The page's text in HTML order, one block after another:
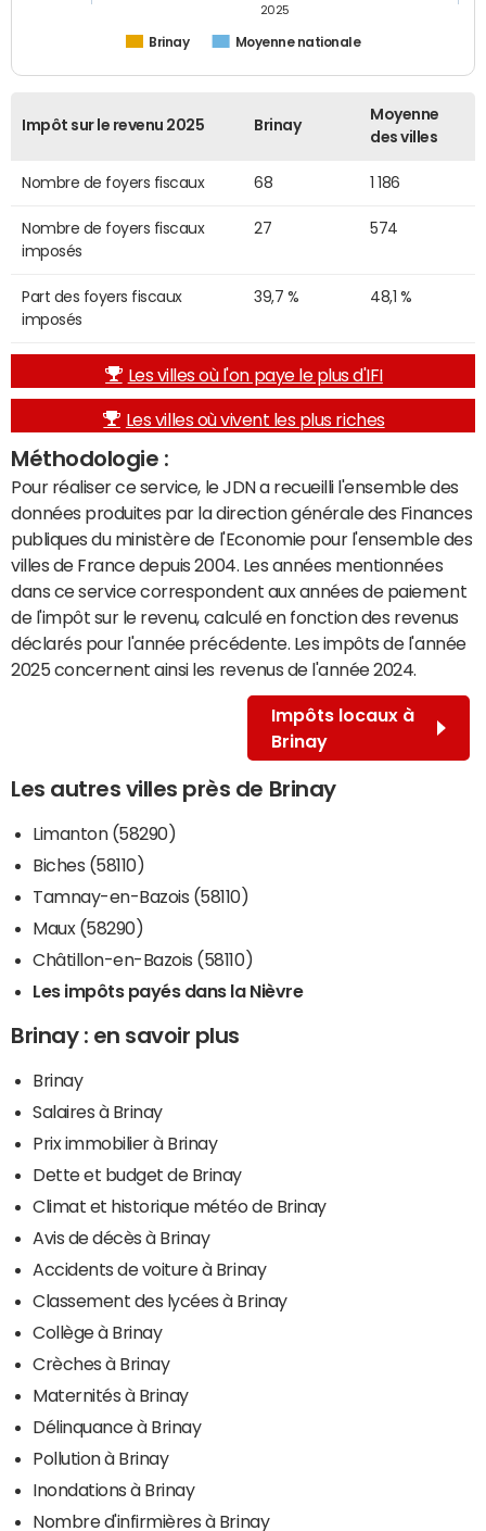
Brinay Moyenne nationale
2025
Impôt sur le revenu 2025 Brinay
Moyenne
des villes
Nombre de foyers fiscaux 68 1 186
Nombre de foyers fiscaux
imposés
27 574
Part des foyers fiscaux
imposés
39,7 % 48,1 %
Les villes où l'on paye le plus d'IFI
Les villes où vivent les plus riches
Méthodologie :
Pour réaliser ce service, le JDN a recueilli l'ensemble des
données produites par la direction générale des Finances
publiques du ministère de l'Economie pour l'ensemble des
villes de France depuis 2004. Les années mentionnées
dans ce service correspondent aux années de paiement
de l'impôt sur le revenu, calculé en fonction des revenus
déclarés pour l'année précédente. Les impôts de l'année
2025 concernent ainsi les revenus de l'année 2024.
Impôts locaux à
Brinay
Les autres villes près de Brinay
Limanton (58290)
Biches (58110)
Tamnay-en-Bazois (58110)
Maux (58290)
Châtillon-en-Bazois (58110)
Les impôts payés dans la Nièvre
Brinay : en savoir plus
Brinay
Salaires à Brinay
Prix immobilier à Brinay
Dette et budget de Brinay
Climat et historique météo de Brinay
Avis de décès à Brinay
Accidents de voiture à Brinay
Classement des lycées à Brinay
Collège à Brinay
Crèches à Brinay
Maternités à Brinay
Délinquance à Brinay
Pollution à Brinay
Inondations à Brinay
Nombre d'infirmières à Brinay